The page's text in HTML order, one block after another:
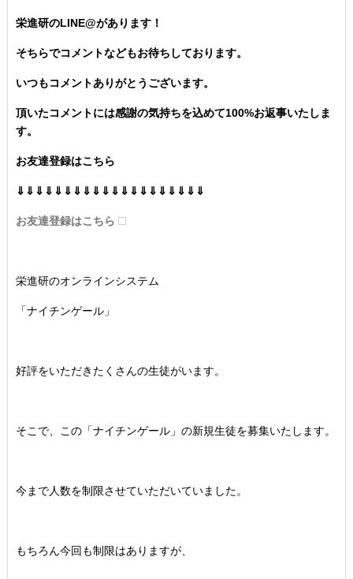
栄進研のLINE@があります！
そちらでコメントなどもお待ちしております。
いつもコメントありがとうございます。
頂いたコメントには感謝の気持ちを込めて100%お返事いたしま
す。
お友達登録はこちら
⇓⇓⇓⇓⇓⇓⇓⇓⇓⇓⇓⇓⇓⇓⇓⇓⇓⇓⇓⇓
お友達登録はこちら
栄進研のオンラインシステム
「ナイチンゲール」
好評をいただきたくさんの生徒がいます。
そこで、この「ナイチンゲール」の新規生徒を募集いたします。
今まで人数を制限させていただいていました。
もちろん今回も制限はありますが、